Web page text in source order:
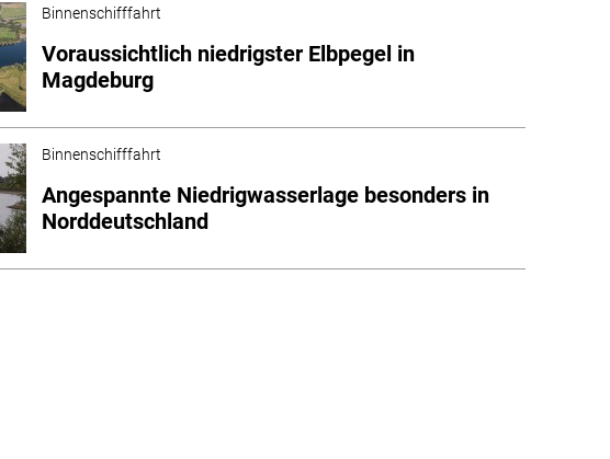
Binnenschifffahrt
Voraussichtlich niedrigster Elbpegel in
Magdeburg
Binnenschifffahrt
Angespannte Niedrigwasserlage besonders in
Norddeutschland